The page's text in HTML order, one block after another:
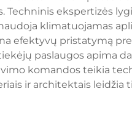
ekspertizės
klimatuojamas
efektyvų pristatymą
paslaugos apima
komandos teikia
ir architektais leidžia